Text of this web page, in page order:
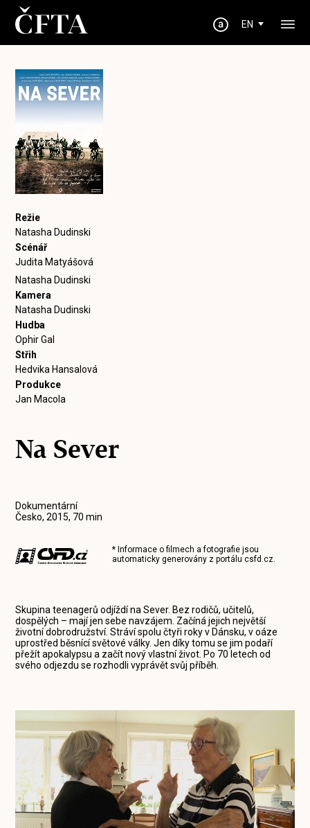
EN
Režie
Natasha Dudinski
Scénář
Judita Matyášová
Natasha Dudinski
Kamera
Natasha Dudinski
Hudba
Ophir Gal
Střih
Hedvika Hansalová
Produkce
Jan Macola
Na Sever
Dokumentární
Česko, 2015, 70 min
* Informace o filmech a fotografie jsou
automaticky generovány z portálucsfd.cz.
Skupina teenagerů odjíždí na Sever. Bez rodičů, učitelů,
dospělých – mají jen sebe navzájem. Začíná jejich největší
životní dobrodružství. Stráví spolu čtyři roky v Dánsku, v oáze
uprostřed běsnící světové války. Jen díky tomu se jim podaří
přežít apokalypsu a začít nový vlastní život. Po 70 letech od
svého odjezdu se rozhodli vyprávět svůj příběh.